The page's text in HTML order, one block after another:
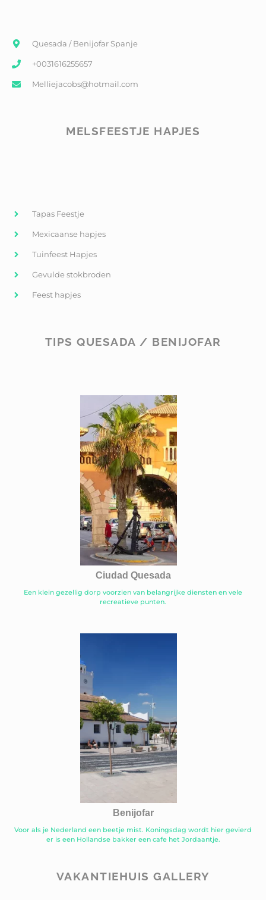
Quesada / Benijofar Spanje
+0031616255657
Melliejacobs@hotmail.com
MELSFEESTJE HAPJES
Tapas Feestje
Mexicaanse hapjes
Tuinfeest Hapjes
Gevulde stokbroden
Feest hapjes
TIPS QUESADA / BENIJOFAR
Ciudad Quesada
Een klein gezellig dorp voorzien van belangrijke diensten en vele
recreatieve punten.
Benijofar
Voor als je Nederland een beetje mist. Koningsdag wordt hier gevierd
er is een Hollandse bakker een cafe het Jordaantje.
VAKANTIEHUIS GALLERY